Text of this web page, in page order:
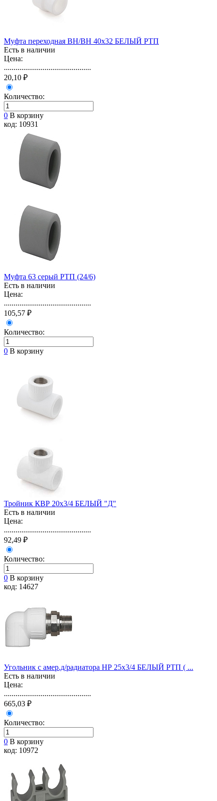
Муфта переходная ВН/ВН 40х32 БЕЛЫЙ РТП
Есть в наличии
Цена:
.............................................
20,10 ₽
Количество:
0 В корзину
код: 10931
Муфта 63 серый РТП (24/6)
Есть в наличии
Цена:
.............................................
105,57 ₽
Количество:
0 В корзину
Тройник КВР 20х3/4 БЕЛЫЙ "Д"
Есть в наличии
Цена:
.............................................
92,49 ₽
Количество:
0 В корзину
код: 14627
Угольник с амер.д/радиатора НР 25х3/4 БЕЛЫЙ РТП ( ...
Есть в наличии
Цена:
.............................................
665,03 ₽
Количество:
0 В корзину
код: 10972